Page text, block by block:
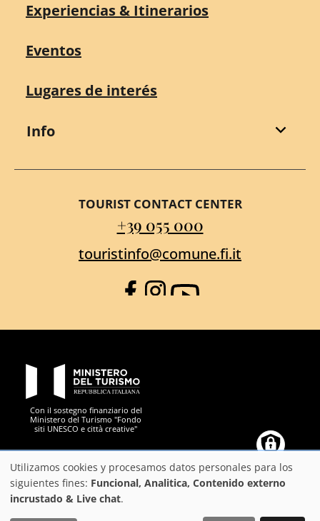
Experiencias & Itinerarios
Eventos
Lugares de interés
Info
TOURIST CONTACT CENTER
+39 055 000
touristinfo@comune.fi.it
Facebook
Instagram
YouTube
Con il sostegno finanziario del
Ministero del Turismo "Fondo
siti UNESCO e città creative"
Città Metropolitana
Uso
de
Utilizamos cookies y procesamos datos personales para los
siguientes fines: Funcional, Analitica, Contenido externo
incrustado & Live chat.